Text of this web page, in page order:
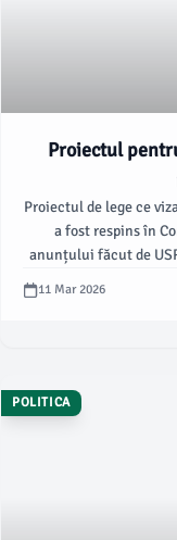
Proiectul
Proiectul de lege ce
a fost respins în
anunțului făcut de
11 Mar 2026
POLITICA